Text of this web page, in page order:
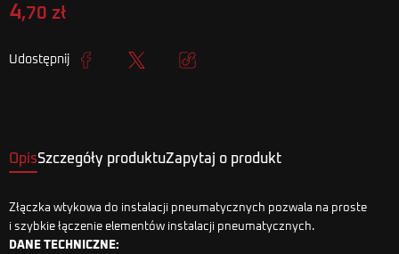
4,70 zł
Udostępnij
OpisSzczegóły produktuZapytaj o produkt
Złączka wtykowa do instalacji pneumatycznych pozwala na proste
i szybkie łączenie elementów instalacji pneumatycznych.
DANE TECHNICZNE: